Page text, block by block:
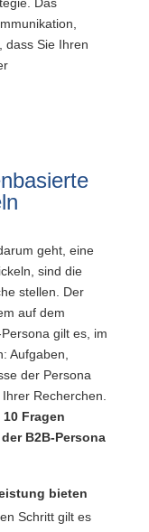
dass Sie Ihren
geht, eine
sind die
stellen. Der
auf dem
gilt es, im
Aufgaben,
der Persona
Recherchen.
Fragen
B2B-Persona
bieten
Schritt gilt es